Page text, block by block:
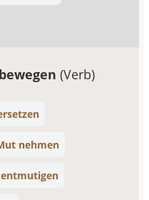
(Verb)
nehmen
entmutigen